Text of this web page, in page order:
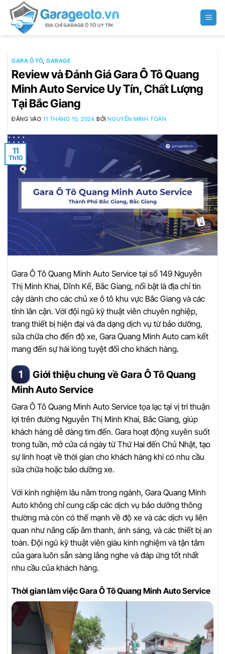
qua
GARA Ô TÔ,GARAGE
Review và Đánh Giá Gara Ô Tô Quang
Minh Auto Service Uy Tín, Chất Lượng
Tại Bắc Giang
ĐĂNG VÀO11 THÁNG 10, 2024 BỞINGUYỄN MINH TOÀN
11
Th10
Gara Ô Tô Quang Minh Auto Service tại số 149 Nguyễn
Thị Minh Khai, Dĩnh Kế, Bắc Giang, nổi bật là địa chỉ tin
cậy dành cho các chủ xe ô tô khu vực Bắc Giang và các
tỉnh lân cận. Với đội ngũ kỹ thuật viên chuyên nghiệp,
trang thiết bị hiện đại và đa dạng dịch vụ từ bảo dưỡng,
sửa chữa cho đến độ xe, Gara Quang Minh Auto cam kết
mang đến sự hài lòng tuyệt đối cho khách hàng.
Giới thiệu chung về Gara Ô Tô Quang
Minh Auto Service
Gara Ô Tô Quang Minh Auto Service tọa lạc tại vị trí thuận
lợi trên đường Nguyễn Thị Minh Khai, Bắc Giang, giúp
khách hàng dễ dàng tìm đến. Gara hoạt động xuyên suốt
trong tuần, mở cửa cả ngày từ Thứ Hai đến Chủ Nhật, tạo
sự linh hoạt về thời gian cho khách hàng khi có nhu cầu
sửa chữa hoặc bảo dưỡng xe.
Với kinh nghiệm lâu năm trong ngành, Gara Quang Minh
Auto không chỉ cung cấp các dịch vụ bảo dưỡng thông
thường mà còn có thế mạnh về độ xe và các dịch vụ liên
quan như nâng cấp âm thanh, ánh sáng, và các thiết bị an
toàn. Đội ngũ kỹ thuật viên giàu kinh nghiệm và tận tâm
của gara luôn sẵn sàng lắng nghe và đáp ứng tốt nhất
nhu cầu của khách hàng.
Thời gian làm việc Gara Ô Tô Quang Minh Auto Service